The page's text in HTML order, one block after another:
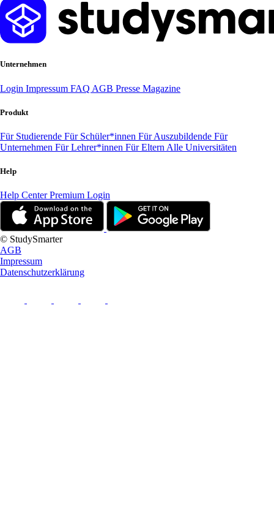
Unternehmen
Login Impressum FAQ AGB Presse Magazine
Produkt
Für Studierende Für Schüler*innen Für Auszubildende Für
Unternehmen Für Lehrer*innen Für Eltern Alle Universitäten
Help
Help CenterPremium Login
© StudySmarter
AGB
Impressum
Datenschutzerklärung